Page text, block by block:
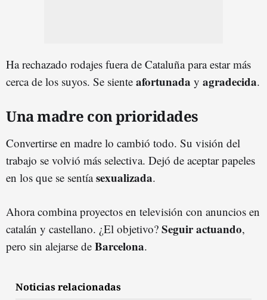
Ha rechazado rodajes fuera de Cataluña para estar más
cerca de los suyos. Se siente afortunada y agradecida.
Una madre con prioridades
Convertirse en madre lo cambió todo. Su visión del
trabajo se volvió más selectiva. Dejó de aceptar papeles
en los que se sentíasexualizada.
Ahora combina proyectos en televisión con anuncios en
catalán y castellano. ¿El objetivo? Seguir actuando,
pero sin alejarse de Barcelona.
Noticias relacionadas